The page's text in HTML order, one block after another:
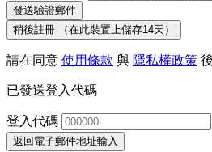
發送驗證郵件
稍後註冊
（在此裝置上儲存14天）
請在同意 使用條款 與 隱私權政策
已發送登入代碼
登入代碼
返回電子郵件地址輸入